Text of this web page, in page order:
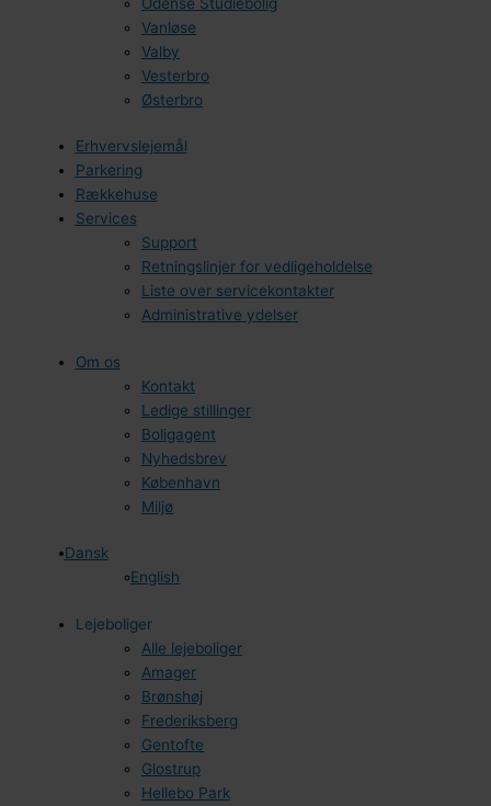
Vanløse
Valby
Vesterbro
Østerbro
Erhvervslejemål
Parkering
Rækkehuse
Services
Support
Retningslinjer for vedligeholdelse
Liste over servicekontakter
Administrative ydelser
Om os
Kontakt
Ledige stillinger
Boligagent
Nyhedsbrev
København
Miljø
Dansk
English
Lejeboliger
Alle lejeboliger
Amager
Brønshøj
Frederiksberg
Gentofte
Glostrup
Hellebo Park